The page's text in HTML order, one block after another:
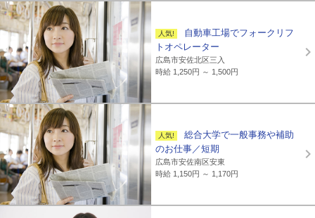
自動車工場でフォークリフ
トオペレーター
広島市安佐北区三入
時給 1,250円 ～ 1,500円
総合大学で一般事務や補助
のお仕事／短期
広島市安佐南区安東
時給 1,150円 ～ 1,170円